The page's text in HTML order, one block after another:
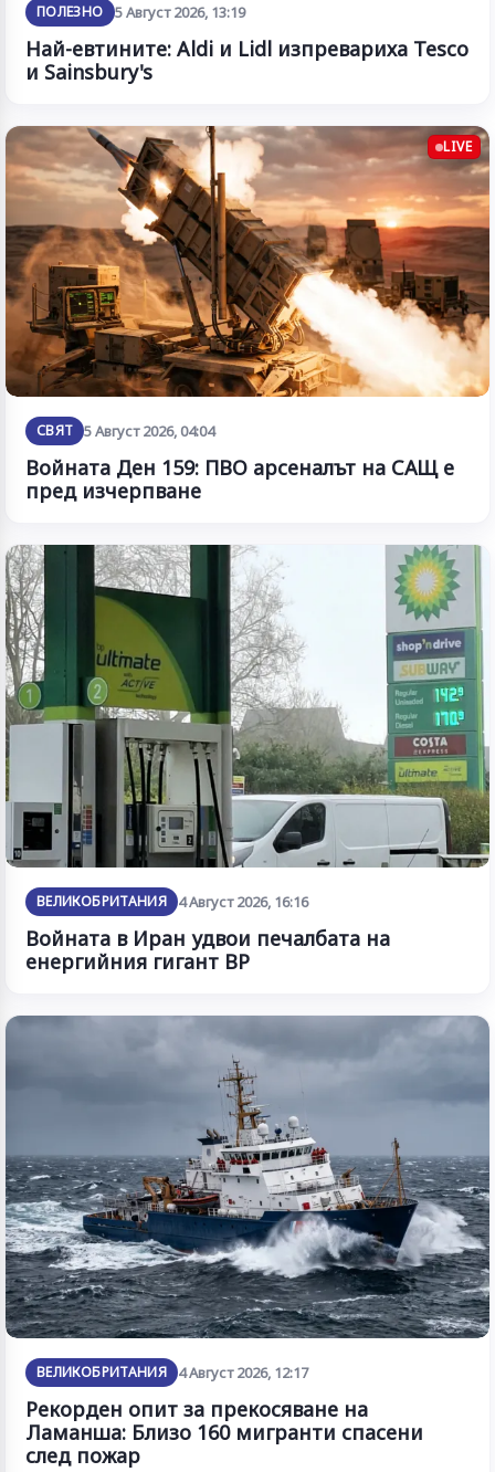
ПОЛЕЗНО 5 Август 2026, 13:19
Най-евтините: Aldi и Lidl изпревариха Tesco
и Sainsbury's
LIVE
СВЯТ 5 Август 2026, 04:04
Войната Ден 159: ПВО арсеналът на САЩ е
пред изчерпване
ВЕЛИКОБРИТАНИЯ 4 Август 2026, 16:16
Войната в Иран удвои печалбата на
енергийния гигант BP
ВЕЛИКОБРИТАНИЯ 4 Август 2026, 12:17
Рекорден опит за прекосяване на
Ламанша: Близо 160 мигранти спасени
след пожар